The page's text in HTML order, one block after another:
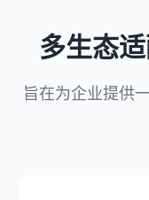
多生态
旨在为企业提供